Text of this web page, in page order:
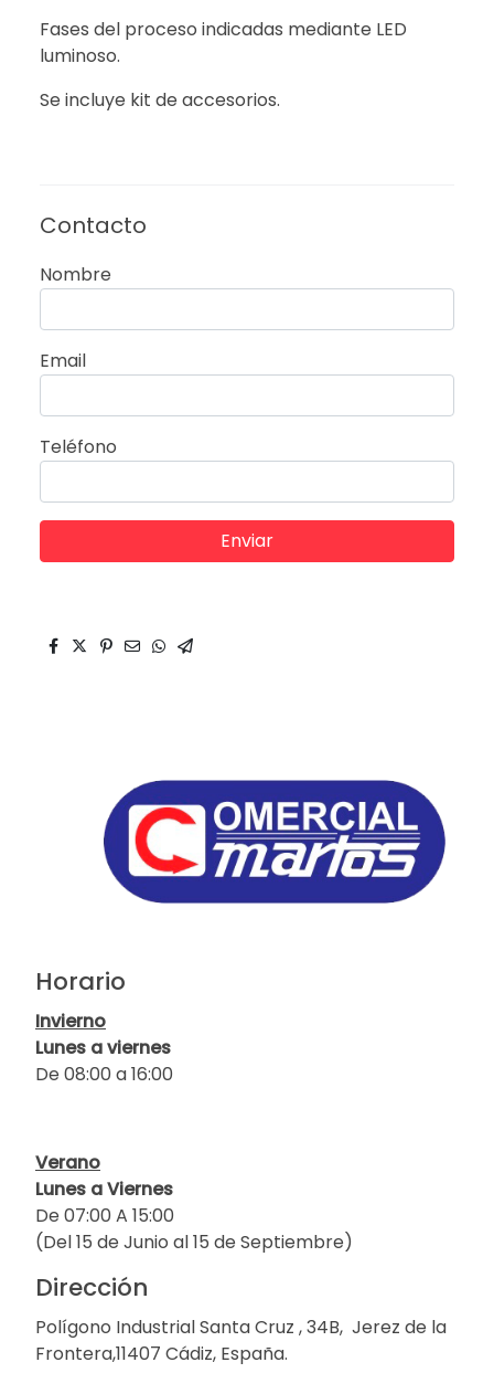
Fases del proceso indicadas mediante LED
luminoso.
Se incluye kit de accesorios.
Contacto
Nombre
Email
Teléfono
Enviar
Horario
Invierno
Lunes a viernes
De 08:00 a 16:00
Verano
Lunes a Viernes
De 07:00 A 15:00
(Del 15 de Junio al 15 de Septiembre)
Dirección
Polígono Industrial Santa Cruz , 34B, Jerez de la
Frontera,11407 Cádiz, España.